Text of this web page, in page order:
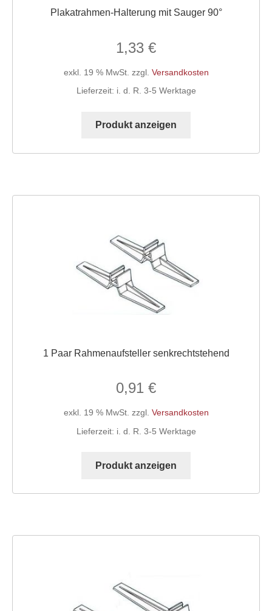
Plakatrahmen-Halterung mit Sauger 90°
1,33 €
exkl. 19 % MwSt. zzgl. Versandkosten
Lieferzeit: i. d. R. 3-5 Werktage
Produkt anzeigen
1 Paar Rahmenaufsteller senkrechtstehend
0,91 €
exkl. 19 % MwSt. zzgl. Versandkosten
Lieferzeit: i. d. R. 3-5 Werktage
Produkt anzeigen